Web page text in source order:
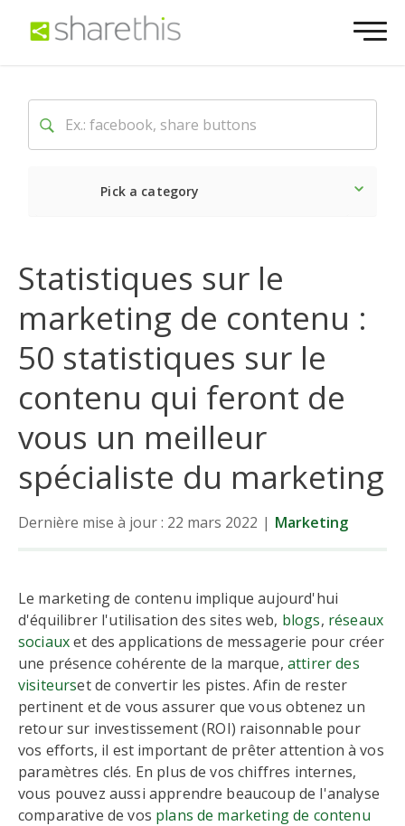
Pick a category
Statistiques sur le
marketing de contenu :
50 statistiques sur le
contenu qui feront de
vous un meilleur
spécialiste du marketing
Dernière mise à jour : 22 mars 2022 | Marketing
Le marketing de contenu implique aujourd'hui
d'équilibrer l'utilisation des sites web, blogs, réseaux
sociauxet des applications de messagerie pour créer
une présence cohérente de la marque, attirer des
visiteurset de convertir les pistes. Afin de rester
pertinent et de vous assurer que vous obtenez un
retour sur investissement (ROI) raisonnable pour
vos efforts, il est important de prêter attention à vos
paramètres clés. En plus de vos chiffres internes,
vous pouvez aussi apprendre beaucoup de l'analyse
comparative de vos plans de marketing de contenu